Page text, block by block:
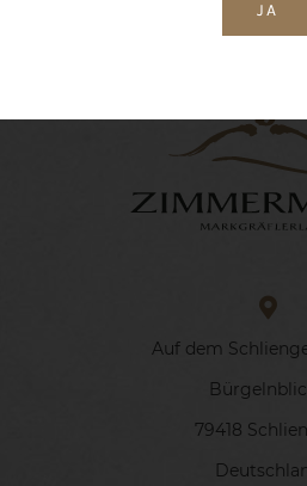
Auf dem
79418
JA